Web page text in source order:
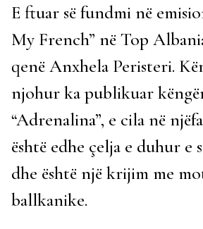
E ftuar së fundmi në
My French” në Top
qenë Anxhela Peristeri.
njohur ka publikuar
“Adrenalina”, e cila në
është edhe çelja e duhur e
dhe është një krijim me
ballkanike.